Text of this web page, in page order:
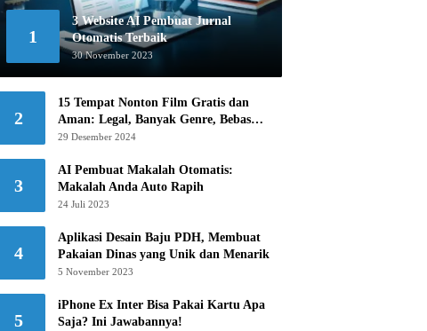
1
3 Website AI Pembuat Jurnal
Otomatis Terbaik
30 November 2023
2
15 Tempat Nonton Film Gratis dan
Aman: Legal, Banyak Genre, Bebas
Khawatir!
29 Desember 2024
3
AI Pembuat Makalah Otomatis:
Makalah Anda Auto Rapih
24 Juli 2023
4
Aplikasi Desain Baju PDH, Membuat
Pakaian Dinas yang Unik dan Menarik
5 November 2023
5
iPhone Ex Inter Bisa Pakai Kartu Apa
Saja? Ini Jawabannya!